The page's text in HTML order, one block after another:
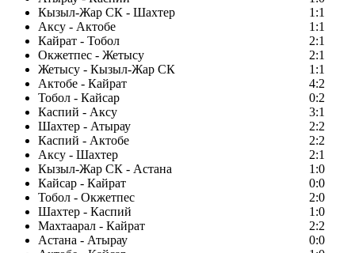
Кызыл-Жар СК - Шахтер
1:1
Аксу - Актобе
1:1
Кайрат - Тобол
2:1
Окжетпес - Жетысу
2:1
Жетысу - Кызыл-Жар СК
1:1
Актобе - Кайрат
4:2
Тобол - Кайсар
0:2
Каспий - Аксу
3:1
Шахтер - Атырау
2:2
Каспий - Актобе
2:2
Аксу - Шахтер
2:1
Кызыл-Жар СК - Астана
1:0
Кайсар - Кайрат
0:0
Тобол - Окжетпес
2:0
Шахтер - Каспий
1:0
Махтаарал - Кайрат
2:2
Астана - Атырау
0:0